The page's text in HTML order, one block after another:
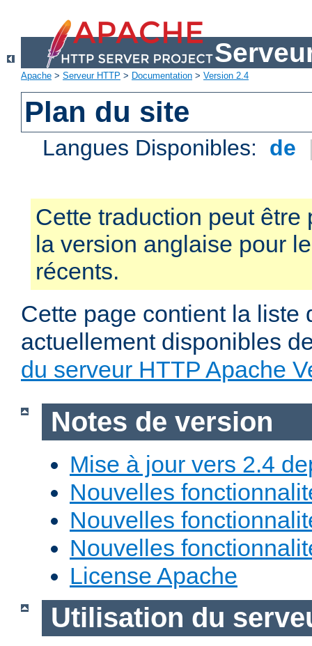
Apache > Serveur HTTP > Documentation > Version 2.4
Plan du site
Langues Disponibles: de
Cette traduction peut être
la version anglaise pour
récents.
Cette page contient la liste
actuellement disponibles
du serveur HTTP Apache
Notes de version
Mise à jour vers 2.4
Nouvelles
Nouvelles
Nouvelles
License Apache
Utilisation du